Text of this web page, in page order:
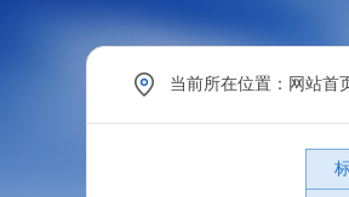
当前所在位置： 网站首